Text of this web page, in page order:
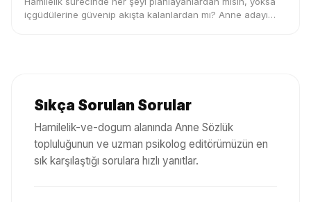
içgüdülerine güvenip akışta kalanlardan mı? Anne adayı
Sıkça Sorulan Sorular
Hamilelik-ve-dogum alanında Anne Sözlük
topluluğunun ve uzman psikolog editörümüzün en
sık karşılaştığı sorulara hızlı yanıtlar.